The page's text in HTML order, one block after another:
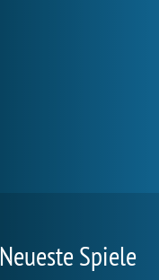
Neueste Spiele